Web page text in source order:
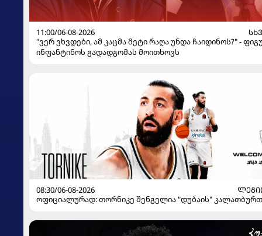
11:00/06-08-2026
"ვერ ვხვდები, ამ კაცმა მეტი რაღა უნდა ჩაიდინოს?" -
ინფანტინოს გადადგომას მოითხოვს
08:30/06-08-2026
ოფიციალურად: თორნიკე შენგელია "დუბაის"